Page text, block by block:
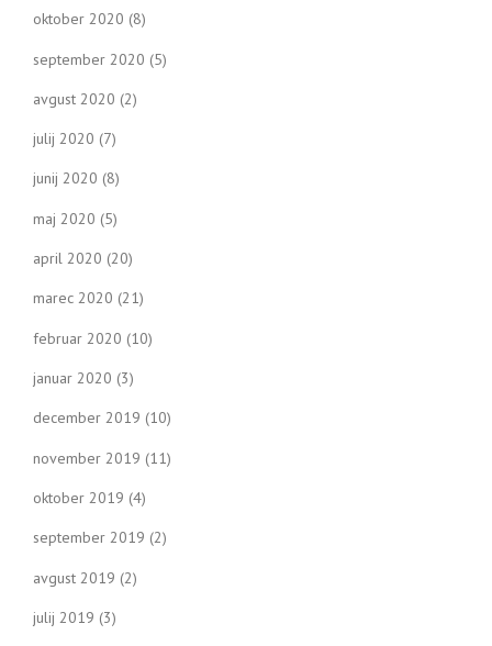
oktober 2020 (8)
september 2020 (5)
avgust 2020 (2)
julij 2020 (7)
junij 2020 (8)
maj 2020 (5)
april 2020 (20)
marec 2020 (21)
februar 2020 (10)
januar 2020 (3)
december 2019 (10)
november 2019 (11)
oktober 2019 (4)
september 2019 (2)
avgust 2019 (2)
julij 2019 (3)